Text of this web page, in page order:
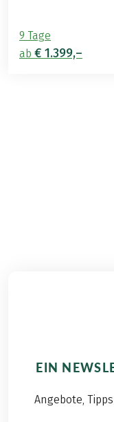
9 Tage
ab € 1.399,–
EIN
Angebote,